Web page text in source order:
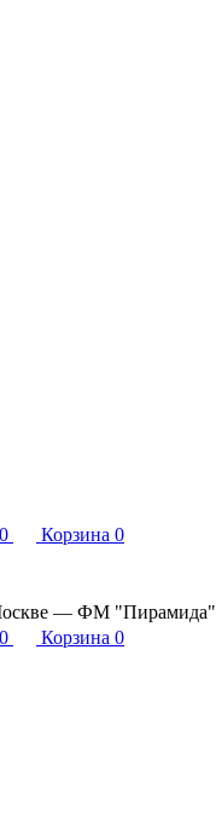
0 Корзина 0
— ФМ "Пирамида"
0 Корзина 0